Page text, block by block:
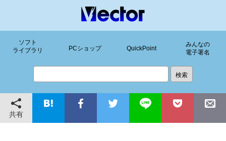
ソフト
ライブラリ
PCショップ QuickPoint
みんなの
電子署名
共有